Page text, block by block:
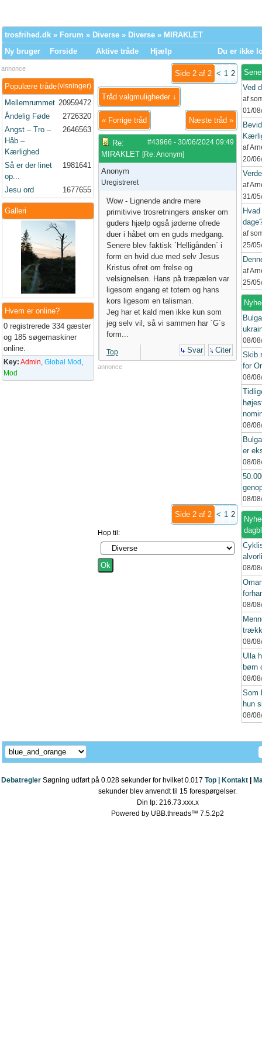
trosfrihed.dk » Forum » Diverse » Diverse » MIRAKLET
Ny bruger
Forside Aktive tråde Hjælp Du er ikke
annonce
(visninger)
Populære tråde
Mellemrummet 20959472
Åndelig Føde
2726320
Angst – Tro –
Håb –
Kærlighed
2646563
Så er der linet
op...
1981641
Jesu ord 1677655
Galleri
Hvem er online?
0 registrerede 334 gæster
og 185 søgemaskiner
online.
Key: Admin, Global Mod ,
Mod
Side 2 af 2 < 1 2
Tråd valgmuligheder ↓
« Forrige tråd Næste tråd »
#43966 - 30/06/2024 09:49
Re:
MIRAKLET [Re: Anonym]
Anonym
Uregistreret
Wow - Lignende andre mere
primitivive trosretningers ønsker om
guders hjælp også jøderne ofrede
duer i håbet om en guds medgang.
Senere blev faktisk ´Helligånden´ i
form en hvid due med selv Jesus
Kristus ofret om frelse og
velsignelsen. Hans på træpælen var
ligesom engang et totem og hans
kors ligesom en talisman.
Jeg har et kald men ikke kun som
jeg selv vil, så vi sammen har ´G´s
form...
Top Svar Citer
annonce
Side 2 af 2 < 1 2
Hop til:
Ved
af
01/
af
20/
af
31/
af
25/
af
25/
08/
Skib
for
08/
08/
er
08/
08/
08/
08/
08/
Ulla
børn
08/
Som
hun
08/
Debatregler Top | Kontakt
Søgning udført på 0.028 sekunder for hvilket 0.017
sekunder blev anvendt til 15 forespørgelser.
Din Ip: 216.73.xxx.x
Powered by UBB.threads™ 7.5.2p2